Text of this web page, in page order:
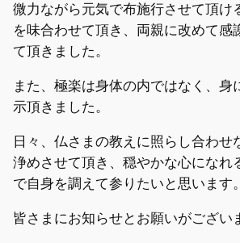
微力ながら元気で布施行させて頂け
を味合わせて頂き、両親に改めて感
て頂きました。
また、極楽は身体の内ではなく、身
示頂きました。
日々、仏さまの教えに照らし合わせ
浄めさせて頂き、穏やかな心になれ
で自身を調えて参りたいと思います。
皆さまにお知らせとお願いがござい